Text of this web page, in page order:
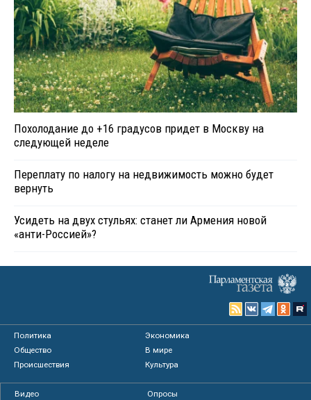
Похолодание до +16 градусов придет в Москву на
следующей неделе
Переплату по налогу на недвижимость можно будет
вернуть
Усидеть на двух стульях: станет ли Армения новой
«анти-Россией»?
Политика
Экономика
Общество
В мире
Происшествия
Культура
Видео
Опросы